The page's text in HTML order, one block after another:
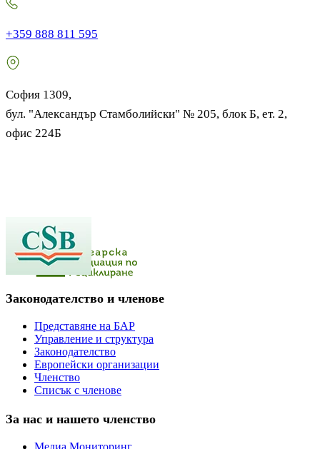
+359 888 811 595
София 1309,
бул. "Александър Стамболийски" № 205, блок Б, ет. 2,
офис 224Б
Законодателство и членове
Представяне на БАР
Управление и структура
Законодателство
Европейски организации
Членство
Списък с членове
За нас и нашето членство